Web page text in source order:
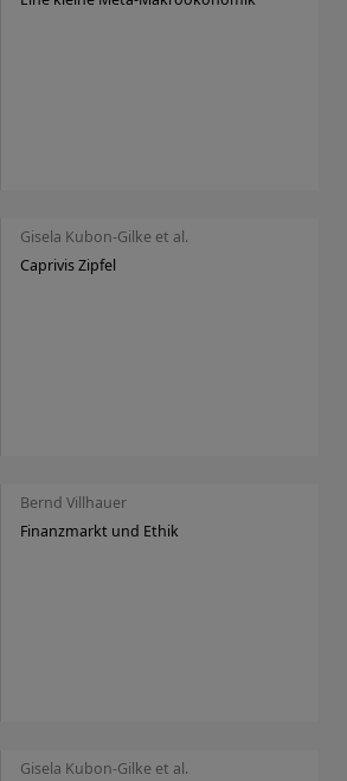
Gisela Kubon-Gilke et al.
Caprivis Zipfel
Bernd Villhauer
Finanzmarkt und Ethik
Gisela Kubon-Gilke et al.